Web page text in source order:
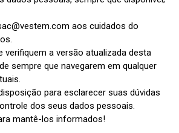
aos cuidados do
verifiquem a versão atualizada desta
sempre que navegarem em qualquer
para esclarecer suas dúvidas
dos seus dados pessoais.
mantê-los informados!